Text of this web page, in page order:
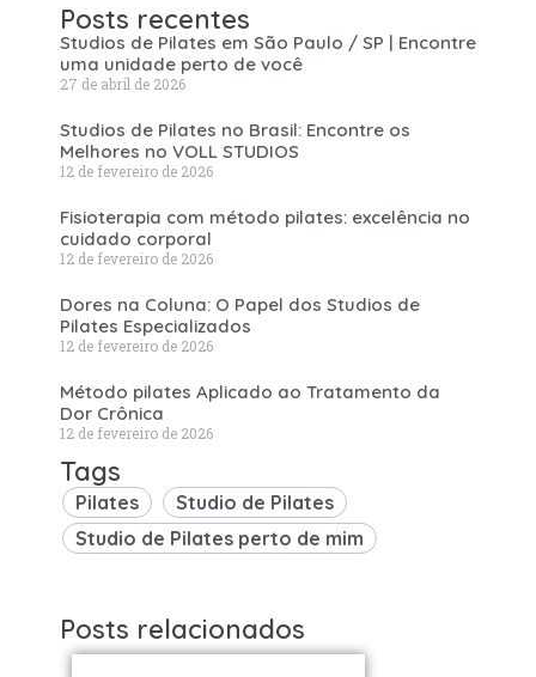
Posts recentes
Studios de Pilates em São Paulo / SP | Encontre
uma unidade perto de você
27 de abril de 2026
Studios de Pilates no Brasil: Encontre os
Melhores no VOLL STUDIOS
12 de fevereiro de 2026
Fisioterapia com método pilates: excelência no
cuidado corporal
12 de fevereiro de 2026
Dores na Coluna: O Papel dos Studios de
Pilates Especializados
12 de fevereiro de 2026
Método pilates Aplicado ao Tratamento da
Dor Crônica
12 de fevereiro de 2026
Tags
Pilates
Studio de Pilates
Studio de Pilates perto de mim
Posts relacionados